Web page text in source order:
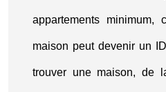
appartements minimum,
maison peut devenir un
trouver une maison, de